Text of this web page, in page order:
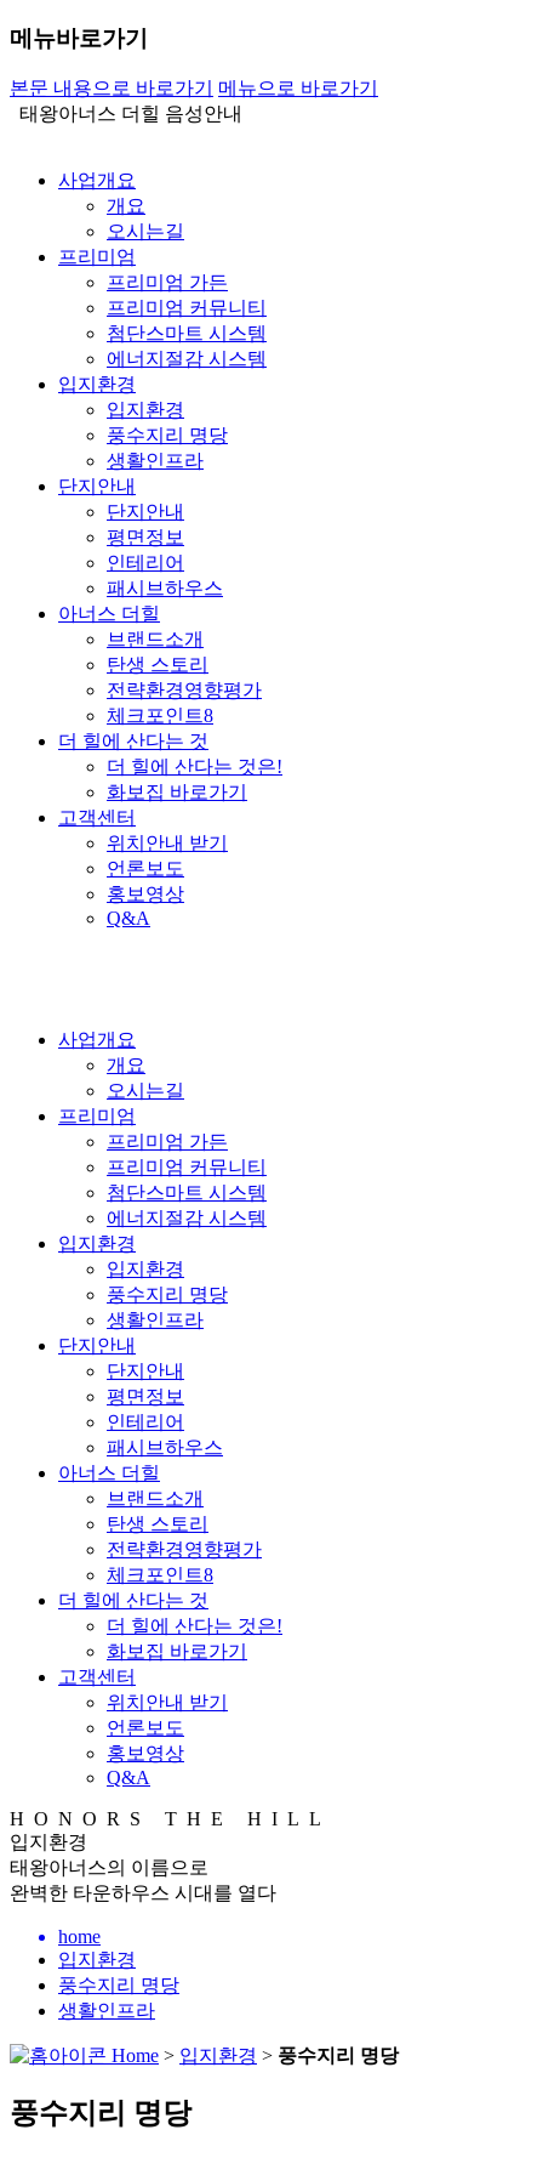
메뉴바로가기
본문 내용으로 바로가기
메뉴으로 바로가기
태왕아너스 더힐 음성안내
사업개요
개요
오시는길
프리미엄
프리미엄 가든
프리미엄 커뮤니티
첨단스마트 시스템
에너지절감 시스템
입지환경
입지환경
풍수지리 명당
생활인프라
단지안내
단지안내
평면정보
인테리어
패시브하우스
아너스 더힐
브랜드소개
탄생 스토리
전략환경영향평가
체크포인트8
더 힐에 산다는 것
더 힐에 산다는 것은!
화보집 바로가기
고객센터
위치안내 받기
언론보도
홍보영상
Q&A
사업개요
개요
오시는길
프리미엄
프리미엄 가든
프리미엄 커뮤니티
첨단스마트 시스템
에너지절감 시스템
입지환경
입지환경
풍수지리 명당
생활인프라
단지안내
단지안내
평면정보
인테리어
패시브하우스
아너스 더힐
브랜드소개
탄생 스토리
전략환경영향평가
체크포인트8
더 힐에 산다는 것
더 힐에 산다는 것은!
화보집 바로가기
고객센터
위치안내 받기
언론보도
홍보영상
Q&A
H O N O R S T H E H I L L
입지환경
태왕아너스의 이름으로
완벽한 타운하우스 시대를 열다
home
입지환경
풍수지리 명당
생활인프라
Home > 입지환경 > 풍수지리 명당
풍수지리 명당